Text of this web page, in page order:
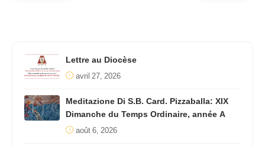
Lettre au Diocèse
avril 27, 2026
Meditazione Di S.B. Card. Pizzaballa: XIX
Dimanche du Temps Ordinaire, année A
août 6, 2026